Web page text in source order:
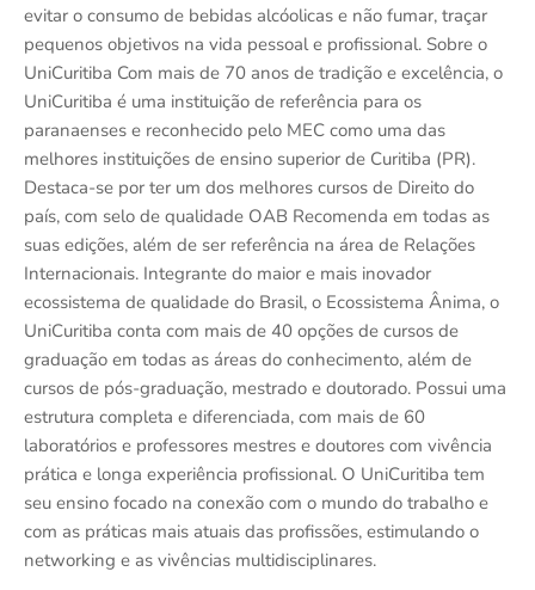
evitar o consumo de bebidas alcóolicas e não fumar, traçar
pequenos objetivos na vida pessoal e profissional. Sobre o
UniCuritiba Com mais de 70 anos de tradição e excelência, o
UniCuritiba é uma instituição de referência para os
paranaenses e reconhecido pelo MEC como uma das
melhores instituições de ensino superior de Curitiba (PR).
Destaca-se por ter um dos melhores cursos de Direito do
país, com selo de qualidade OAB Recomenda em todas as
suas edições, além de ser referência na área de Relações
Internacionais. Integrante do maior e mais inovador
ecossistema de qualidade do Brasil, o Ecossistema Ânima, o
UniCuritiba conta com mais de 40 opções de cursos de
graduação em todas as áreas do conhecimento, além de
cursos de pós-graduação, mestrado e doutorado. Possui uma
estrutura completa e diferenciada, com mais de 60
laboratórios e professores mestres e doutores com vivência
prática e longa experiência profissional. O UniCuritiba tem
seu ensino focado na conexão com o mundo do trabalho e
com as práticas mais atuais das profissões, estimulando o
networking e as vivências multidisciplinares.